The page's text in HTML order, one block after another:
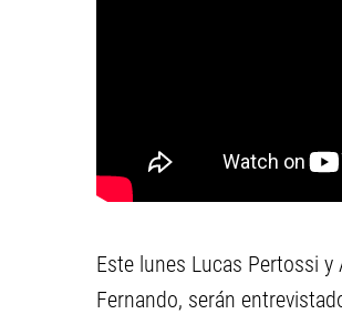
Este lunes Lucas Pertossi
Fernando, serán